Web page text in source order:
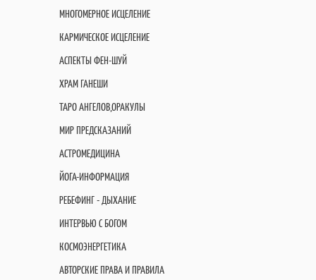
МНОГОМЕРНОЕ ИСЦЕЛЕНИЕ
КАРМИЧЕСКОЕ ИСЦЕЛЕНИЕ
АСПЕКТЫ ФЕН-ШУЙ
ХРАМ ГАНЕШИ
ТАРО АНГЕЛОВ,ОРАКУЛЫ
МИР ПРЕДСКАЗАНИЙ
АСТРОМЕДИЦИНА
ЙОГА-ИНФОРМАЦИЯ
РЕБЕФИНГ - ДЫХАНИЕ
ИНТЕРВЬЮ С БОГОМ
КОСМОЭНЕРГЕТИКА
АВТОРСКИЕ ПРАВА И ПРАВИЛА